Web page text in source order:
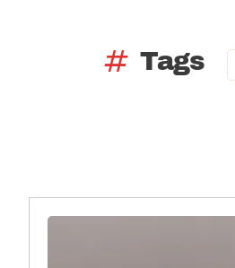
tag Tags